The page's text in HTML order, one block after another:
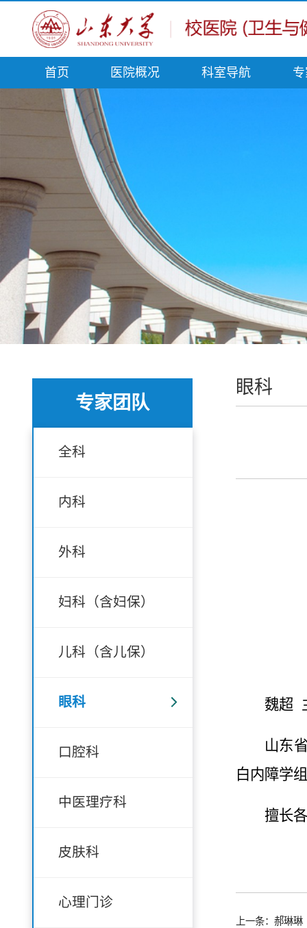
首页 医院概况 科室导航
专家团队
全科
内科
外科
妇科（含妇保）
儿科（含儿保）
眼科
口腔科
中医理疗科
皮肤科
心理门诊
眼科
魏超
山东
白内障学
擅长
上一条：郝琳琳